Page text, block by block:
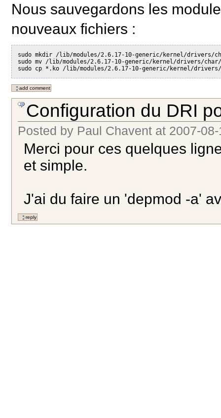
Nous sauvegardons les
nouveaux fichiers :
sudo mkdir /lib/modules/2.6.17-10-generic/kernel/drivers/
sudo mv /lib/modules/2.6.17-10-generic/kernel/drivers/
sudo cp *.ko /lib/modules/2.6.17-10-generic/kernel/
Configuration du DRI
Posted by Paul Chavent at 2007-
Merci pour ces quelques
et simple.
J'ai du faire un 'depmod -a'